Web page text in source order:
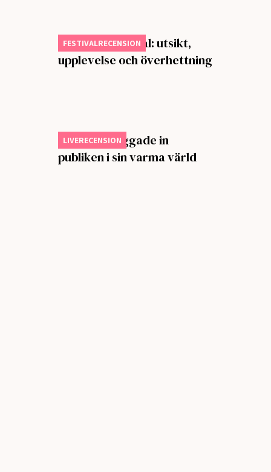
FESTIVALRECENSION
Butterfly Festival: utsikt,
upplevelse och överhettning
LIVERECENSION
Big Thief vaggade in
publiken i sin varma värld